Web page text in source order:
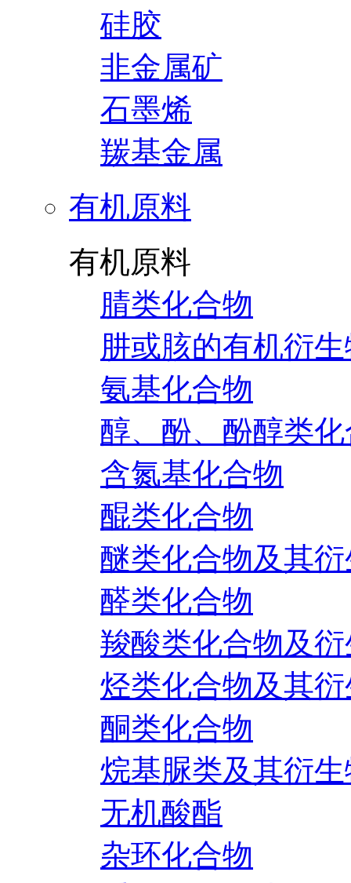
硅胶
非金属矿
石墨烯
羰基金属
有机原料
有机原料
腈类化合物
肼或胲的有机衍
氨基化合物
醇、酚、酚醇类
含氮基化合物
醌类化合物
醚类化合物及其
醛类化合物
羧酸类化合物及
烃类化合物及其
酮类化合物
烷基脲类及其衍
无机酸酯
杂环化合物